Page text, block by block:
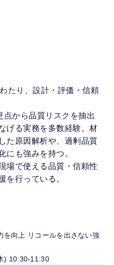
たり、設計・評価・信頼
から品質リスクを抽出
げる実務を多数経験。材
た原因解析や、過剰品質
にも強みを持つ。
場で使える品質・信頼性
を行っている。
を向上 リコールを出さない強
) 10:30-11:30